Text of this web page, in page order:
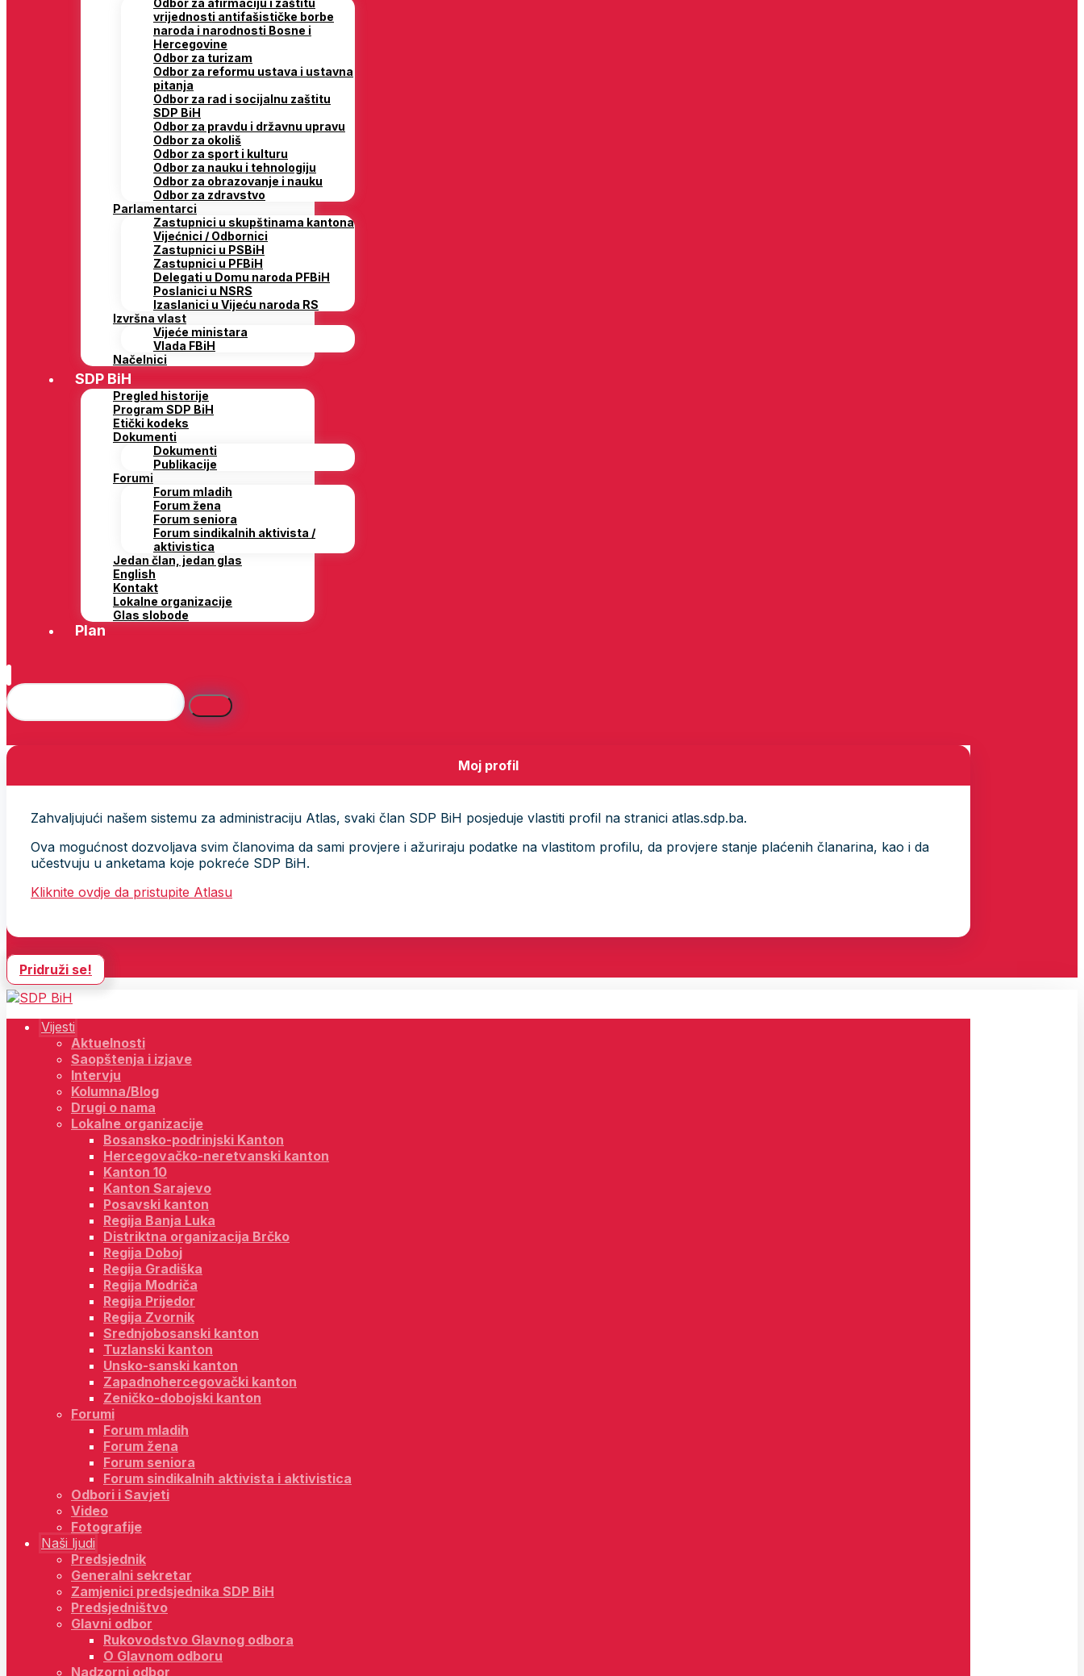
Odbor za afirmaciju i zaštitu
vrijednosti antifašističke borbe
naroda i narodnosti Bosne i
Hercegovine
Odbor za turizam
Odbor za reformu ustava i ustavna
pitanja
Odbor za rad i socijalnu zaštitu
SDP BiH
Odbor za pravdu i državnu upravu
Odbor za okoliš
Odbor za sport i kulturu
Odbor za nauku i tehnologiju
Odbor za obrazovanje i nauku
Odbor za zdravstvo
Parlamentarci
Zastupnici u skupštinama kantona
Vijećnici / Odbornici
Zastupnici u PSBiH
Zastupnici u PFBiH
Delegati u Domu naroda PFBiH
Poslanici u NSRS
Izaslanici u Vijeću naroda RS
Izvršna vlast
Vijeće ministara
Vlada FBiH
Načelnici
SDP BiH
Pregled historije
Program SDP BiH
Etički kodeks
Dokumenti
Dokumenti
Publikacije
Forumi
Forum mladih
Forum žena
Forum seniora
Forum sindikalnih aktivista /
aktivistica
Jedan član, jedan glas
English
Kontakt
Lokalne organizacije
Glas slobode
Plan
Moj profil
Zahvaljujući našem sistemu za administraciju Atlas, svaki član SDP BiH posjeduje vlastiti profil na stranici atlas.sdp.ba.
Ova mogućnost dozvoljava svim članovima da sami provjere i ažuriraju podatke na vlastitom profilu, da provjere stanje plaćenih članarina, kao i da
učestvuju u anketama koje pokreće SDP BiH.
Kliknite ovdje da pristupite Atlasu
Pridruži se!
Vijesti
Aktuelnosti
Saopštenja i izjave
Intervju
Kolumna/Blog
Drugi o nama
Lokalne organizacije
Bosansko-podrinjski Kanton
Hercegovačko-neretvanski kanton
Kanton 10
Kanton Sarajevo
Posavski kanton
Regija Banja Luka
Distriktna organizacija Brčko
Regija Doboj
Regija Gradiška
Regija Modriča
Regija Prijedor
Regija Zvornik
Srednjobosanski kanton
Tuzlanski kanton
Unsko-sanski kanton
Zapadnohercegovački kanton
Zeničko-dobojski kanton
Forumi
Forum mladih
Forum žena
Forum seniora
Forum sindikalnih aktivista i aktivistica
Odbori i Savjeti
Video
Fotografije
Naši ljudi
Predsjednik
Generalni sekretar
Zamjenici predsjednika SDP BiH
Predsjedništvo
Glavni odbor
Rukovodstvo Glavnog odbora
O Glavnom odboru
Nadzorni odbor